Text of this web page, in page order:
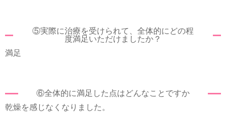
⑤実際に治療を受けられて、全体的にどの程
度満足いただけましたか？
満足
⑥全体的に満足した点はどんなことですか
乾燥を感じなくなりました。